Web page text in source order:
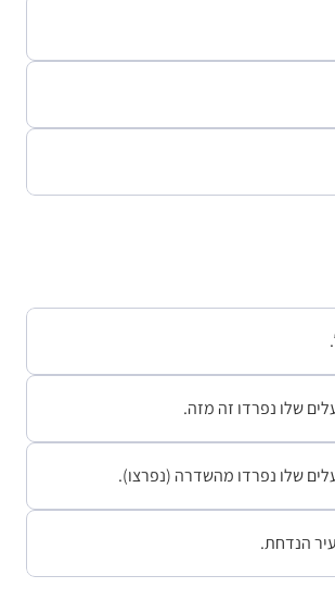
שלו נפרדו זה מזה.
שלו נפרדו מהשדרה (נפרצו).
הנדחת.